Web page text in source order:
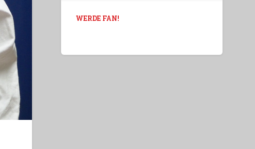
WERDE FAN!